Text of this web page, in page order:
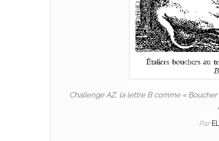
Challenge AZ, la lettre B comme «
Par